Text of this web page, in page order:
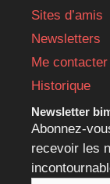
Sites d’amis
Newsletters
Me contacter
Historique
Newsletter
Abonnez-
recevoir les